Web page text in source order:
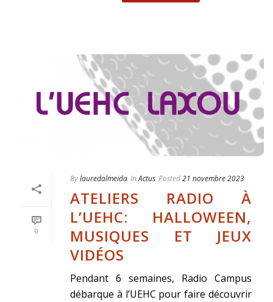
0
Bylauredalmeida In Actus Posted21 novembre 2023
ATELIERS RADIO À
L’UEHC: HALLOWEEN,
MUSIQUES ET JEUX
VIDÉOS
Pendant 6 semaines, Radio Campus
débarque à l’UEHC pour faire découvrir